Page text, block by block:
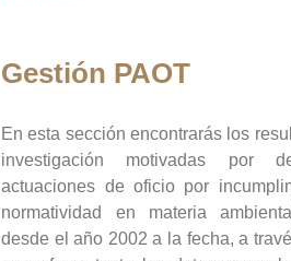
Gestión PAOT
En esta sección encontrarás los
investigación motivadas por
actuaciones de oficio por
normatividad en materia
desde el año 2002 a la fecha, a